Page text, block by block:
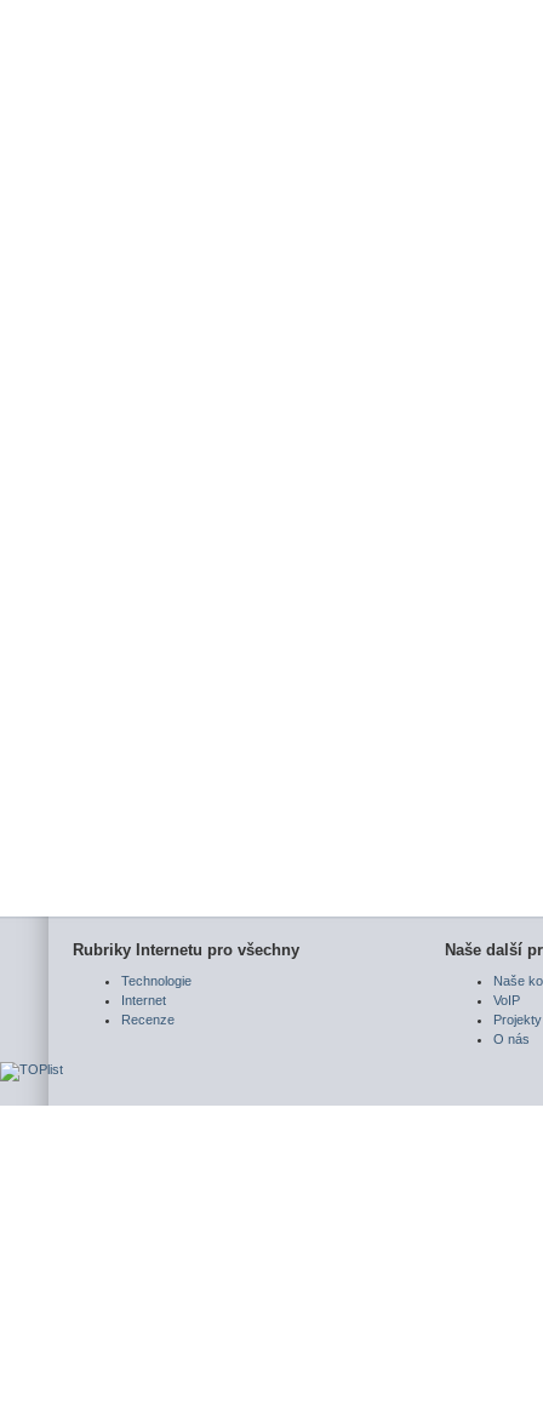
Rubriky Internetu pro všechny
Technologie
Internet
Recenze
Naše další
Naše
VoIP
Projekty
O nás